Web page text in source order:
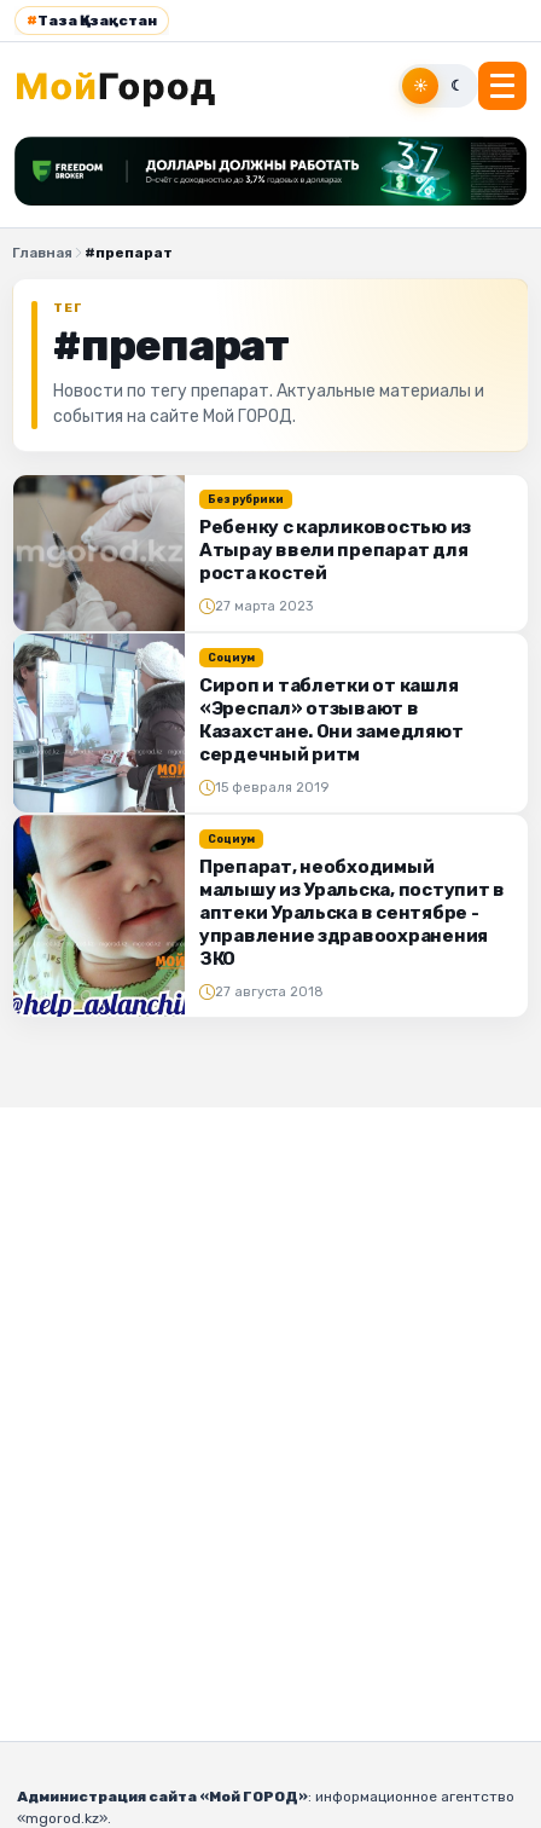
#Таза Қазақстан
☀ ☾
Главная #препарат
ТЕГ
#препарат
Новости по тегу препарат. Актуальные материалы и
события на сайте Мой ГОРОД.
Без рубрики
Ребенку с карликовостью из
Атырау ввели препарат для
роста костей
27 марта 2023
Социум
Сироп и таблетки от кашля
«Эреспал» отзывают в
Казахстане. Они замедляют
сердечный ритм
15 февраля 2019
Социум
Препарат, необходимый
малышу из Уральска, поступит в
аптеки Уральска в сентябре -
управление здравоохранения
ЗКО
27 августа 2018
Администрация сайта «Мой ГОРОД»: информационное агентство
«mgorod.kz».